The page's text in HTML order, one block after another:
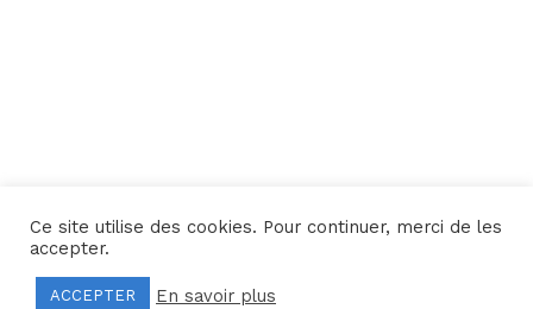
Une réalisation Yata!
Mentions légales–Politique de confidentialité
Ce site utilise des cookies. Pour continuer, merci de les
accepter.
ACCEPTER En savoir plus